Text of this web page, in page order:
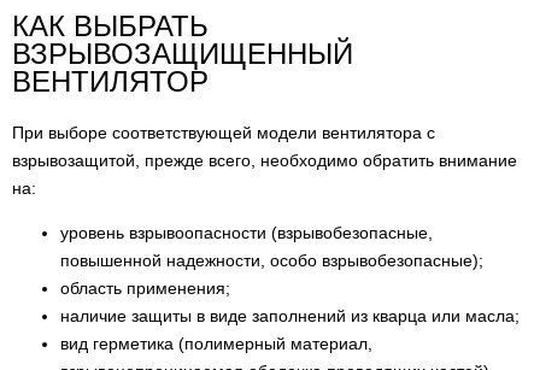
КАК ВЫБРАТЬ
ВЗРЫВОЗАЩИЩЕННЫЙ
ВЕНТИЛЯТОР
При выборе соответствующей модели вентилятора с
взрывозащитой, прежде всего, необходимо обратить внимание
на:
уровень взрывоопасности (взрывобезопасные,
повышенной надежности, особо взрывобезопасные);
область применения;
наличие защиты в виде заполнений из кварца или масла;
вид герметика (полимерный материал,